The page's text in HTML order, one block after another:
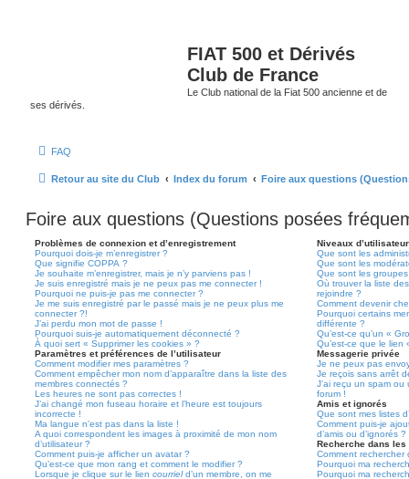
FIAT 500 et Dérivés
Club de France
Le Club national de la Fiat 500 ancienne et de
ses dérivés.
FAQ
Retour au site du Club Index du forum Foire aux questions
Foire aux questions (Questions posées
Problèmes de connexion et d’enregistrement
Pourquoi dois-je m’enregistrer ?
Que signifie COPPA ?
Je souhaite m’enregistrer, mais je n’y parviens pas !
Je suis enregistré mais je ne peux pas me connecter !
Pourquoi ne puis-je pas me connecter ?
Je me suis enregistré par le passé mais je ne peux plus me
connecter ?!
J’ai perdu mon mot de passe !
Pourquoi suis-je automatiquement déconnecté ?
À quoi sert « Supprimer les cookies » ?
Paramètres et préférences de l’utilisateur
Comment modifier mes paramètres ?
Comment empêcher mon nom d’apparaître dans la liste des
membres connectés ?
Les heures ne sont pas correctes !
J’ai changé mon fuseau horaire et l’heure est toujours
incorrecte !
Ma langue n’est pas dans la liste !
A quoi correspondent les images à proximité de mon nom
d’utilisateur ?
Comment puis-je afficher un avatar ?
Qu’est-ce que mon rang et comment le modifier ?
Lorsque je clique sur le lien courrield’un membre, on me
Niveaux
Que sont les
Que sont les
Que sont les groupes
Où trouver la liste
rejoindre ?
Comment devenir
Pourquoi certains
différente ?
Qu’est-ce qu’un «
Qu’est-ce que le lien
Messagerie privée
Je ne peux pas
Je reçois sans arrêt
J’ai reçu un spam ou
forum !
Amis et ignorés
Que sont mes listes
Comment puis-je
d’amis ou d’ignorés ?
Recherche dans les
Comment rechercher
Pourquoi ma
Pourquoi ma